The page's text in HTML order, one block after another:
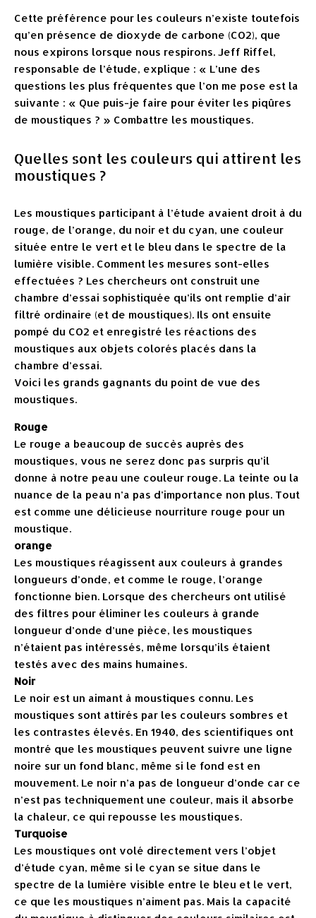
Cette préférence pour les couleurs n’existe toutefois
qu’en présence de dioxyde de carbone (CO2), que
nous expirons lorsque nous respirons. Jeff Riffel,
responsable de l’étude, explique : « L’une des
questions les plus fréquentes que l’on me pose est la
suivante : « Que puis-je faire pour éviter les piqûres
de moustiques ? » Combattre les moustiques.
Quelles sont les couleurs qui attirent les
moustiques ?
Les moustiques participant à l’étude avaient droit à du
rouge, de l’orange, du noir et du cyan, une couleur
située entre le vert et le bleu dans le spectre de la
lumière visible. Comment les mesures sont-elles
effectuées ? Les chercheurs ont construit une
chambre d’essai sophistiquée qu’ils ont remplie d’air
filtré ordinaire (et de moustiques). Ils ont ensuite
pompé du CO2 et enregistré les réactions des
moustiques aux objets colorés placés dans la
chambre d’essai.
Voici les grands gagnants du point de vue des
moustiques.
Rouge
Le rouge a beaucoup de succès auprès des
moustiques, vous ne serez donc pas surpris qu’il
donne à notre peau une couleur rouge. La teinte ou la
nuance de la peau n’a pas d’importance non plus. Tout
est comme une délicieuse nourriture rouge pour un
moustique.
orange
Les moustiques réagissent aux couleurs à grandes
longueurs d’onde, et comme le rouge, l’orange
fonctionne bien. Lorsque des chercheurs ont utilisé
des filtres pour éliminer les couleurs à grande
longueur d’onde d’une pièce, les moustiques
n’étaient pas intéressés, même lorsqu’ils étaient
testés avec des mains humaines.
Noir
Le noir est un aimant à moustiques connu. Les
moustiques sont attirés par les couleurs sombres et
les contrastes élevés. En 1940, des scientifiques ont
montré que les moustiques peuvent suivre une ligne
noire sur un fond blanc, même si le fond est en
mouvement. Le noir n’a pas de longueur d’onde car ce
n’est pas techniquement une couleur, mais il absorbe
la chaleur, ce qui repousse les moustiques.
Turquoise
Les moustiques ont volé directement vers l’objet
d’étude cyan, même si le cyan se situe dans le
spectre de la lumière visible entre le bleu et le vert,
ce que les moustiques n’aiment pas. Mais la capacité